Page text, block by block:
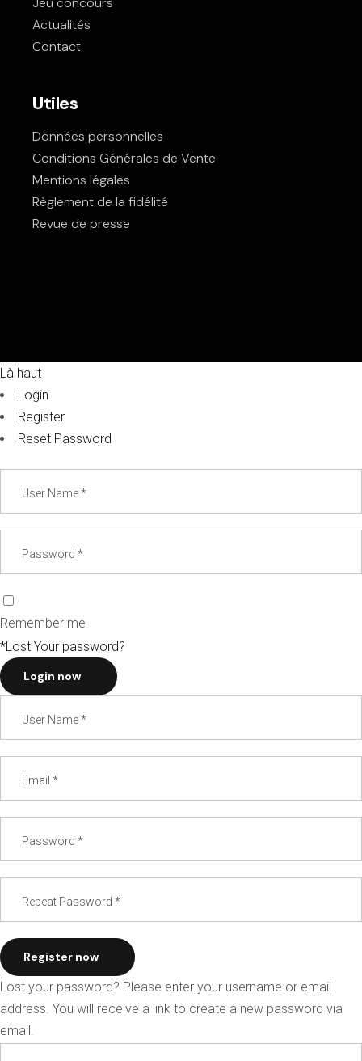
Actualités
Contact
Utiles
Données personnelles
Conditions Générales de Vente
Mentions légales
Règlement de la fidélité
Revue de presse
Là haut
Login
Register
Reset Password
Remember me
*Lost Your password?
Login now
Register now
Lost your password? Please enter your username or email
address. You will receive a link to create a new password via
email.